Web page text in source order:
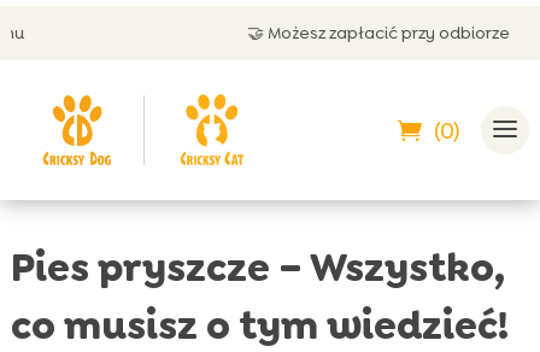
🤝 Możesz zapłacić przy odbiorze
(0)
Pies pryszcze – Wszystko,
co musisz o tym wiedzieć!